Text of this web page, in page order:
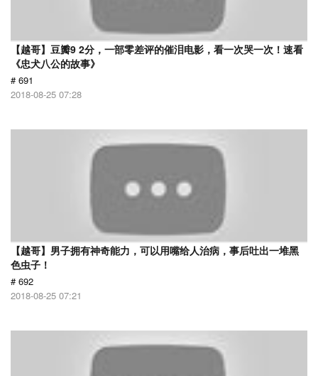
【越哥】豆瓣9 2分，一部零差评的催泪电影，看一次哭一次！速看
《忠犬八公的故事》
# 691
2018-08-25 07:28
【越哥】男子拥有神奇能力，可以用嘴给人治病，事后吐出一堆黑
色虫子！
# 692
2018-08-25 07:21